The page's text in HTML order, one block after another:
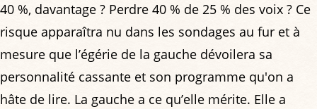
40 %, davantage ? Perdre 40 % de 25 % des voix ? Ce
risque apparaîtra nu dans les sondages au fur et à
mesure que l’égérie de la gauche dévoilera sa
personnalité cassante et son programme qu'on a
hâte de lire. La gauche a ce qu’elle mérite. Elle a